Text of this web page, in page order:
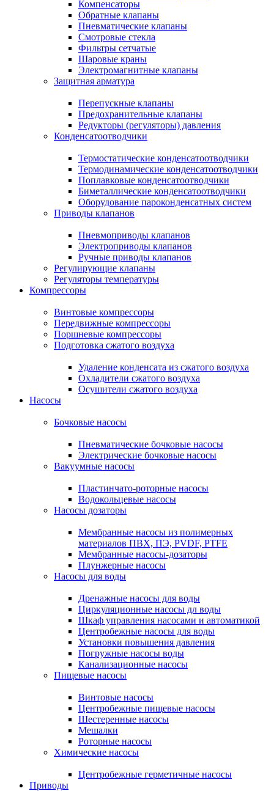
Компенсаторы
Обратные клапаны
Пневматические клапаны
Смотровые стекла
Фильтры сетчатые
Шаровые краны
Электромагнитные клапаны
Защитная арматура
Перепускные клапаны
Предохранительные клапаны
Редукторы (регуляторы) давления
Конденсатоотводчики
Термостатические конденсатоотводчики
Термодинамические конденсатоотводчики
Поплавковые конденсатоотводчики
Биметаллические конденсатоотводчики
Оборудование пароконденсатных систем
Приводы клапанов
Пневмоприводы клапанов
Электроприводы клапанов
Ручные приводы клапанов
Регулирующие клапаны
Регуляторы температуры
Компрессоры
Винтовые компрессоры
Передвижные компрессоры
Поршневые компрессоры
Подготовка сжатого воздуха
Удаление конденсата из сжатого воздуха
Охладители сжатого воздуха
Осушители сжатого воздуха
Насосы
Бочковые насосы
Пневматические бочковые насосы
Электрические бочковые насосы
Вакуумные насосы
Пластинчато-роторные насосы
Водокольцевые насосы
Насосы дозаторы
Мембранные насосы из полимерных
материалов ПВХ, ПЭ, PVDF, PTFE
Мембранные насосы-дозаторы
Плунжерные насосы
Насосы для воды
Дренажные насосы для воды
Циркуляционные насосы дл воды
Шкаф управления насосами и автоматикой
Центробежные насосы для воды
Установки повышения давления
Погружные насосы воды
Канализационные насосы
Пищевые насосы
Винтовые насосы
Центробежные пищевые насосы
Шестеренные насосы
Мешалки
Роторные насосы
Химические насосы
Центробежные герметичные насосы
Приводы